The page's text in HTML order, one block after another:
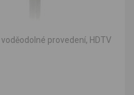
provedení, HDTV